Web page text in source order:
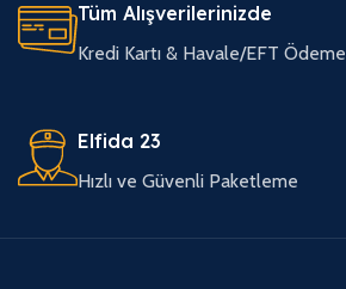
Tüm Alışverilerinizde
Kredi Kartı & Havale/EFT Ödeme
Elfida 23
Hızlı ve Güvenli Paketleme